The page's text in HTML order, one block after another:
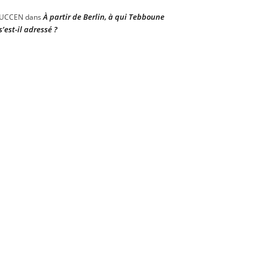
UCCEN dansÀ partir de Berlin, à qui Tebboune
il adressé ?